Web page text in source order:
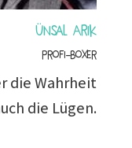
Ünsal Arik
Profi-Boxer
die Wahrheit
die Lügen.